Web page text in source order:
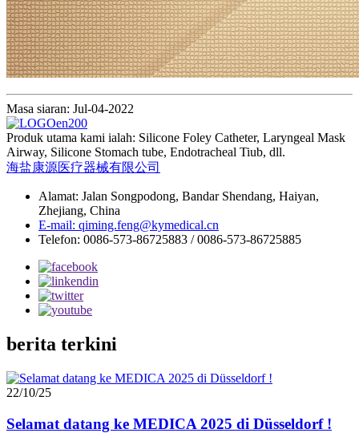
Masa siaran: Jul-04-2022
Produk utama kami ialah: Silicone Foley Catheter, Laryngeal Mask
Airway, Silicone Stomach tube, Endotracheal Tiub, dll.
海盐康源医疗器械有限公司
Alamat: Jalan Songpodong, Bandar Shendang, Haiyan,
Zhejiang, China
E-mail: qiming.feng@kymedical.cn
Telefon: 0086-573-86725883 / 0086-573-86725885
berita terkini
22/10/25
Selamat datang ke MEDICA 2025 di Düsseldorf !